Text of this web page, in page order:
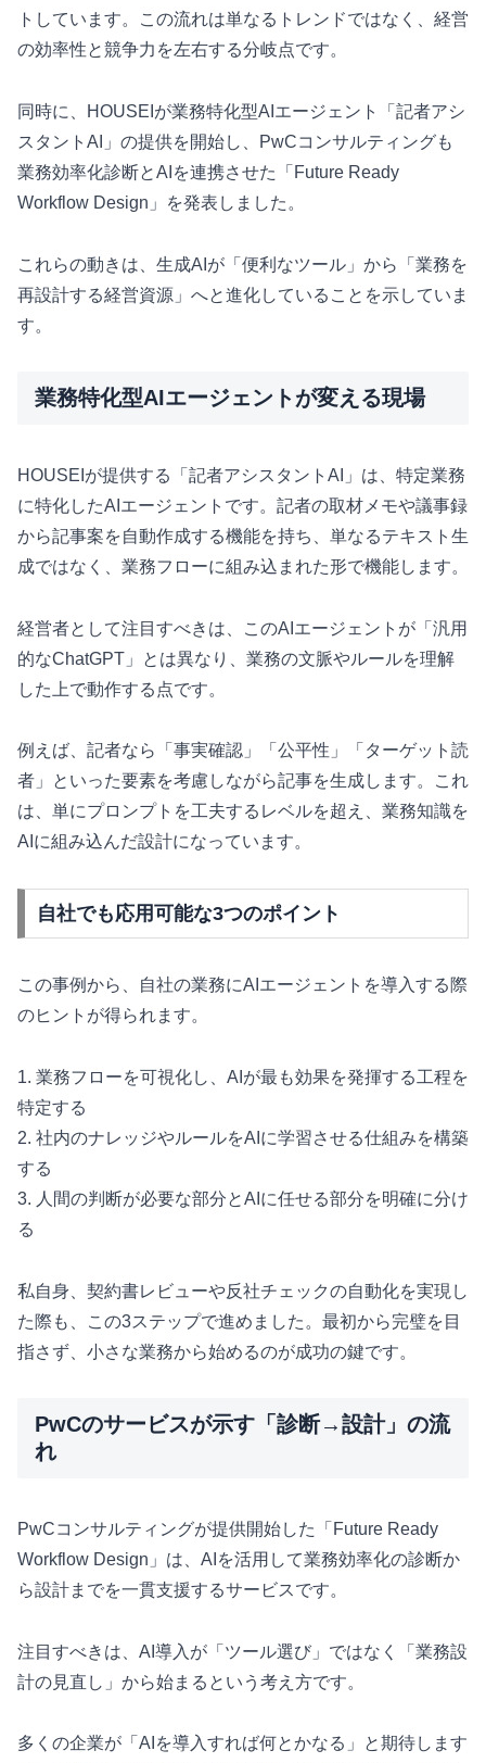
トしています。この流れは単なるトレンドではなく、経営
の効率性と競争力を左右する分岐点です。
同時に、HOUSEIが業務特化型AIエージェント「記者アシ
スタントAI」の提供を開始し、PwCコンサルティングも
業務効率化診断とAIを連携させた「Future Ready
Workflow Design」を発表しました。
これらの動きは、生成AIが「便利なツール」から「業務を
再設計する経営資源」へと進化していることを示していま
す。
業務特化型AIエージェントが変える現場
HOUSEIが提供する「記者アシスタントAI」は、特定業務
に特化したAIエージェントです。記者の取材メモや議事録
から記事案を自動作成する機能を持ち、単なるテキスト生
成ではなく、業務フローに組み込まれた形で機能します。
経営者として注目すべきは、このAIエージェントが「汎用
的なChatGPT」とは異なり、業務の文脈やルールを理解
した上で動作する点です。
例えば、記者なら「事実確認」「公平性」「ターゲット読
者」といった要素を考慮しながら記事を生成します。これ
は、単にプロンプトを工夫するレベルを超え、業務知識を
AIに組み込んだ設計になっています。
自社でも応用可能な3つのポイント
この事例から、自社の業務にAIエージェントを導入する際
のヒントが得られます。
1. 業務フローを可視化し、AIが最も効果を発揮する工程を
特定する
2. 社内のナレッジやルールをAIに学習させる仕組みを構築
する
3. 人間の判断が必要な部分とAIに任せる部分を明確に分け
る
私自身、契約書レビューや反社チェックの自動化を実現し
た際も、この3ステップで進めました。最初から完璧を目
指さず、小さな業務から始めるのが成功の鍵です。
PwCのサービスが示す「診断→設計」の流
れ
PwCコンサルティングが提供開始した「Future Ready
Workflow Design」は、AIを活用して業務効率化の診断か
ら設計までを一貫支援するサービスです。
注目すべきは、AI導入が「ツール選び」ではなく「業務設
計の見直し」から始まるという考え方です。
多くの企業が「AIを導入すれば何とかなる」と期待します